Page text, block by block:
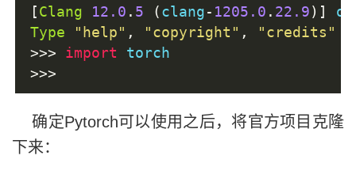
[Clang 12.0 . 5 (clang- 1205.0 . 22.9)]
Type
"help" , "copyright" , "credits"
>>>
import torch
>>>
确定Pytorch可以使用之后，将官方项目克隆
下来：